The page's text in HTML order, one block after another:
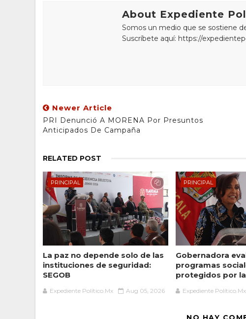
About Expediente
Somos un medio que se sostiene
Suscríbete aquí: https://
Newer Article
PRI Denunció A MORENA Por Presuntos
Anticipados De Campaña
RELATED POST
PRINCIPAL
La paz no depende solo de las
instituciones de seguridad:
SEGOB
Expediente Político.Mx Aug 05, 2026
PRINCIPAL
Gobernadora
programas
protegidos por
Expediente Político.Mx